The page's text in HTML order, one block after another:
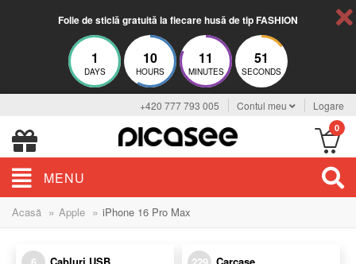
Folie de sticlă gratuită la fiecare husă de tip FASHION
1
DAYS
10
HOURS
11
MINUTES
51
SECONDS
+420 777 793 005 Contul meu Logare
0
MENU
Acasă » Apple » iPhone 16 Pro Max
Cabluri USB Carcase